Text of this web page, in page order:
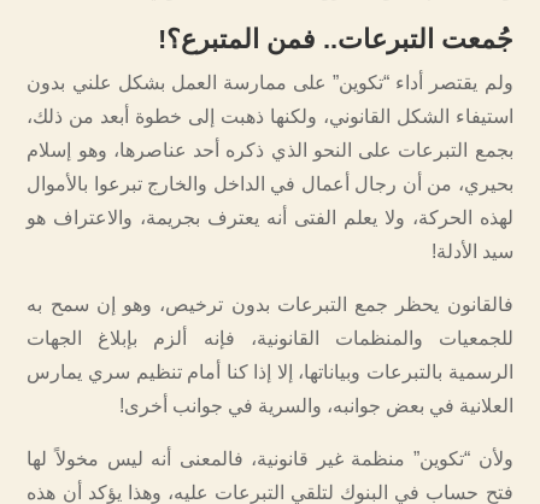
جُمعت التبرعات.. فمن المتبرع؟!
ولم يقتصر أداء “تكوين” على ممارسة العمل بشكل علني بدون
استيفاء الشكل القانوني، ولكنها ذهبت إلى خطوة أبعد من ذلك،
بجمع التبرعات على النحو الذي ذكره أحد عناصرها، وهو إسلام
بحيري، من أن رجال أعمال في الداخل والخارج تبرعوا بالأموال
لهذه الحركة، ولا يعلم الفتى أنه يعترف بجريمة، والاعتراف هو
سيد الأدلة!
فالقانون يحظر جمع التبرعات بدون ترخيص، وهو إن سمح به
للجمعيات والمنظمات القانونية، فإنه ألزم بإبلاغ الجهات
الرسمية بالتبرعات وبياناتها، إلا إذا كنا أمام تنظيم سري يمارس
العلانية في بعض جوانبه، والسرية في جوانب أخرى!
ولأن “تكوين” منظمة غير قانونية، فالمعنى أنه ليس مخولاً لها
فتح حساب في البنوك لتلقي التبرعات عليه، وهذا يؤكد أن هذه